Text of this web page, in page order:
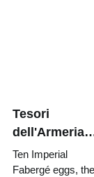
Tesori
dell'Armeria
del Cremlino:
uova di
Ten Imperial
Fabergé eggs, the